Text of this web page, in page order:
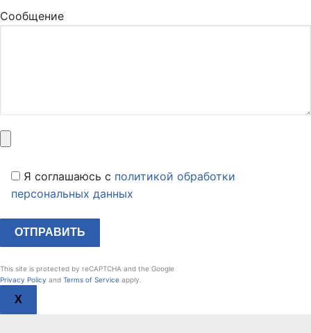
Сообщение
Я соглашаюсь c политикой обработки
персональных данных
This site is protected by reCAPTCHA and the Google
Privacy Policy and Terms of Service apply.
X